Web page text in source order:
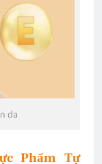
da
Phẩm Tự